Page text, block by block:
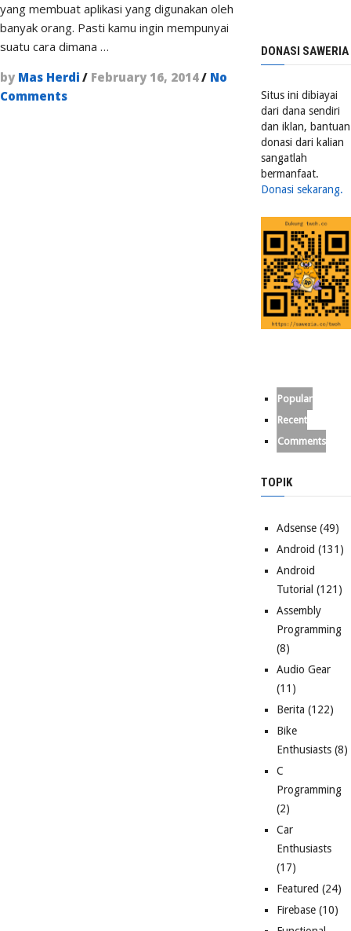
yang membuat aplikasi yang digunakan oleh
banyak orang. Pasti kamu ingin mempunyai
suatu cara dimana …
by Mas Herdi / February 16, 2014/ No
Comments
DONASI SAWERIA
Situs ini dibiayai
dari dana sendiri
dan iklan, bantuan
donasi dari kalian
sangatlah
bermanfaat.
Donasi sekarang.
Popular
Recent
Comments
TOPIK
Adsense (49)
Android (131)
Android
Tutorial (121)
Assembly
Programming
(8)
Audio Gear
(11)
Berita (122)
Bike
Enthusiasts (8)
C
Programming
(2)
Car
Enthusiasts
(17)
Featured (24)
Firebase (10)